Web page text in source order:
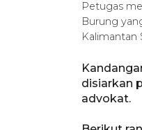
Petugas
Burung
Kalimantan
disiarkan
advokat.